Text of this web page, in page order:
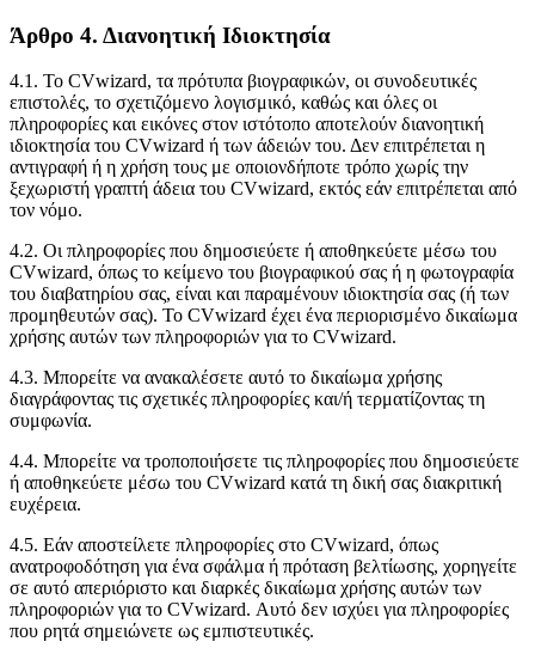
Άρθρο 4. Διανοητική Ιδιοκτησία
4.1. Το CVwizard, τα πρότυπα βιογραφικών, οι συνοδευτικές
επιστολές, το σχετιζόμενο λογισμικό, καθώς και όλες οι
πληροφορίες και εικόνες στον ιστότοπο αποτελούν διανοητική
ιδιοκτησία του CVwizard ή των άδειών του. Δεν επιτρέπεται η
αντιγραφή ή η χρήση τους με οποιονδήποτε τρόπο χωρίς την
ξεχωριστή γραπτή άδεια του CVwizard, εκτός εάν επιτρέπεται από
τον νόμο.
4.2. Οι πληροφορίες που δημοσιεύετε ή αποθηκεύετε μέσω του
CVwizard, όπως το κείμενο του βιογραφικού σας ή η φωτογραφία
του διαβατηρίου σας, είναι και παραμένουν ιδιοκτησία σας (ή των
προμηθευτών σας). Το CVwizard έχει ένα περιορισμένο δικαίωμα
χρήσης αυτών των πληροφοριών για το CVwizard.
4.3. Μπορείτε να ανακαλέσετε αυτό το δικαίωμα χρήσης
διαγράφοντας τις σχετικές πληροφορίες και/ή τερματίζοντας τη
συμφωνία.
4.4. Μπορείτε να τροποποιήσετε τις πληροφορίες που δημοσιεύετε
ή αποθηκεύετε μέσω του CVwizard κατά τη δική σας διακριτική
ευχέρεια.
4.5. Εάν αποστείλετε πληροφορίες στο CVwizard, όπως
ανατροφοδότηση για ένα σφάλμα ή πρόταση βελτίωσης, χορηγείτε
σε αυτό απεριόριστο και διαρκές δικαίωμα χρήσης αυτών των
πληροφοριών για το CVwizard. Αυτό δεν ισχύει για πληροφορίες
που ρητά σημειώνετε ως εμπιστευτικές.